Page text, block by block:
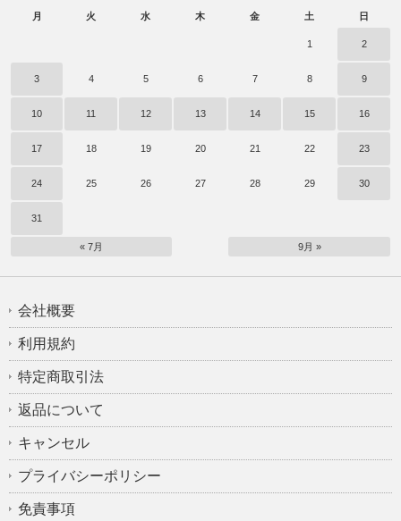
月 火 水 木 金 土 日
1 2
3 4 5 6 7 8 9
10 11 12 13 14 15 16
17 18 19 20 21 22 23
24 25 26 27 28 29 30
31
« 7月 9月 »
会社概要
利用規約
特定商取引法
返品について
キャンセル
プライバシーポリシー
免責事項